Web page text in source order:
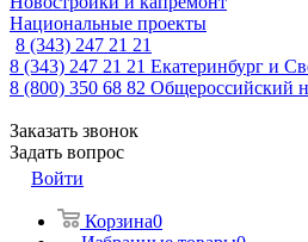
Национальные проекты
8 (343) 247 21 21
8 (343) 247 21 21 Екатеринбург и
8 (800) 350 68 82 Общероссийский
Заказать звонок
Задать вопрос
Войти
Корзина0